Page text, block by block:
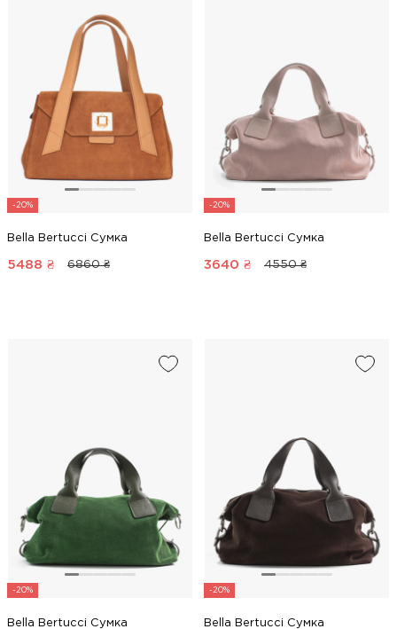
-20%
Bella Bertucci Сумка
5488 ₴ 6860 ₴
-20%
Bella Bertucci Сумка
3640 ₴ 4550 ₴
-20%
Bella Bertucci Сумка
-20%
Bella Bertucci Сумка